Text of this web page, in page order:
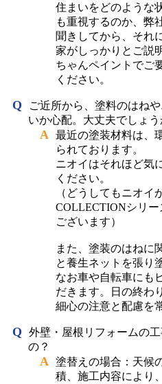
住まいをどのような
も重視するのか、弊
聞きしてから、それ
家がしっかりとご説
ちゃんペイントでご
ください。
ご近所から、塗料のはね
いか心配。大丈夫でしょう
最近の塗装材料は、
られております。
ニオイはそれほど気
ください。
（どうしてもニオ
COLLECTIONシリ
ございます）
また、塗装のはねに
と養生ネットを張り
なお車や自転車にも
だきます。日の終わ
細心の注意と配慮を
外壁・屋根リフォームの
の？
塗替えの場合：天候
積、施工内容により